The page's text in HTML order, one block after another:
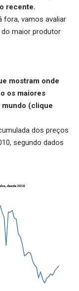
recente.
fora, vamos avaliar
maior produtor
mostram onde
os maiores
mundo (clique
dos preços
segundo dados